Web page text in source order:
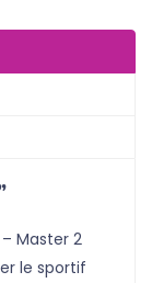
Master 2
le sportif